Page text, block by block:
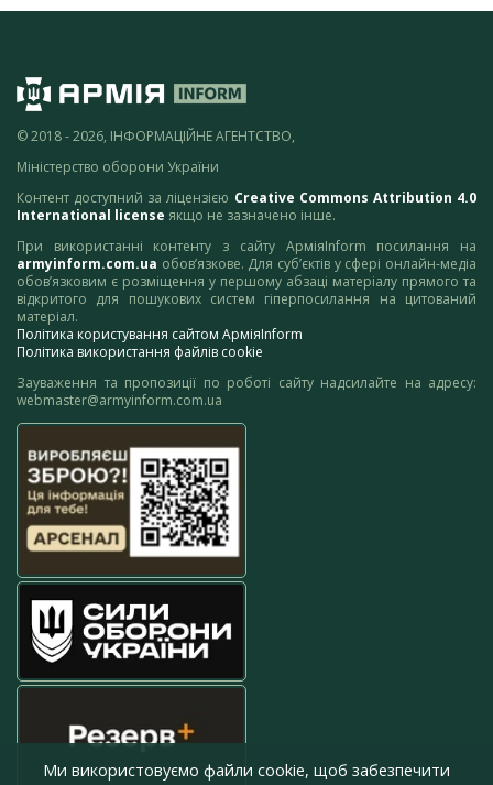
© 2018 - 2026, ІНФОРМАЦІЙНЕ АГЕНТСТВО,
Міністерство оборони України
Контент доступний за ліцензією Creative Commons Attribution 4.0
International license якщо не зазначено інше.
При використанні контенту з сайту АрміяInform посилання на
armyinform.com.ua обов’язкове. Для суб’єктів у сфері онлайн-медіа
обов’язковим є розміщення у першому абзаці матеріалу прямого та
відкритого для пошукових систем гіперпосилання на цитований
матеріал.
Політика користування сайтом АрміяInform
Політика використання файлів cookie
Зауваження та пропозиції по роботі сайту надсилайте на адресу:
webmaster@armyinform.com.ua
Ми використовуємо файли cookie, щоб забезпечити